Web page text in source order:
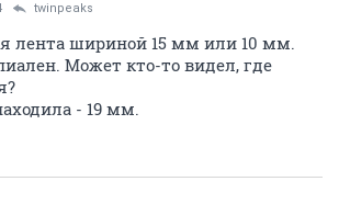
twinpeaks
лента шириной 15 мм или 10 мм.
Может кто-то видел, где
- 19 мм.